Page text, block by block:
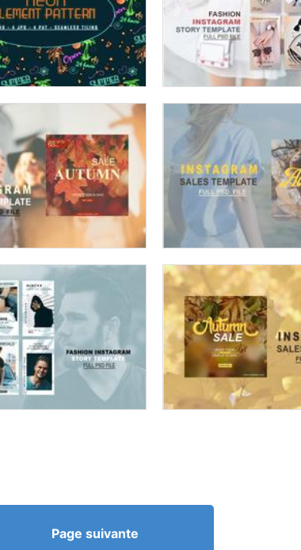
Page suivante